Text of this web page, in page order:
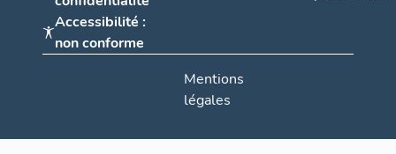
Accessibilité :
non conforme
Mentions
légales